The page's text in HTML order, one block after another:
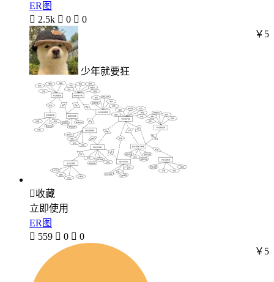
ER图
 2.5k  0  0
少年就要狂
￥5
收藏
立即使用
ER图
 559  0  0
￥5